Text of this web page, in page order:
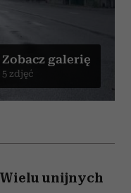
Zobacz galerię
5 zdjęć
unijnych